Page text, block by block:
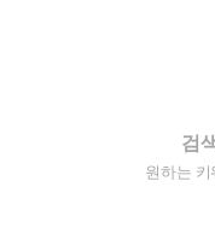
검
원하는